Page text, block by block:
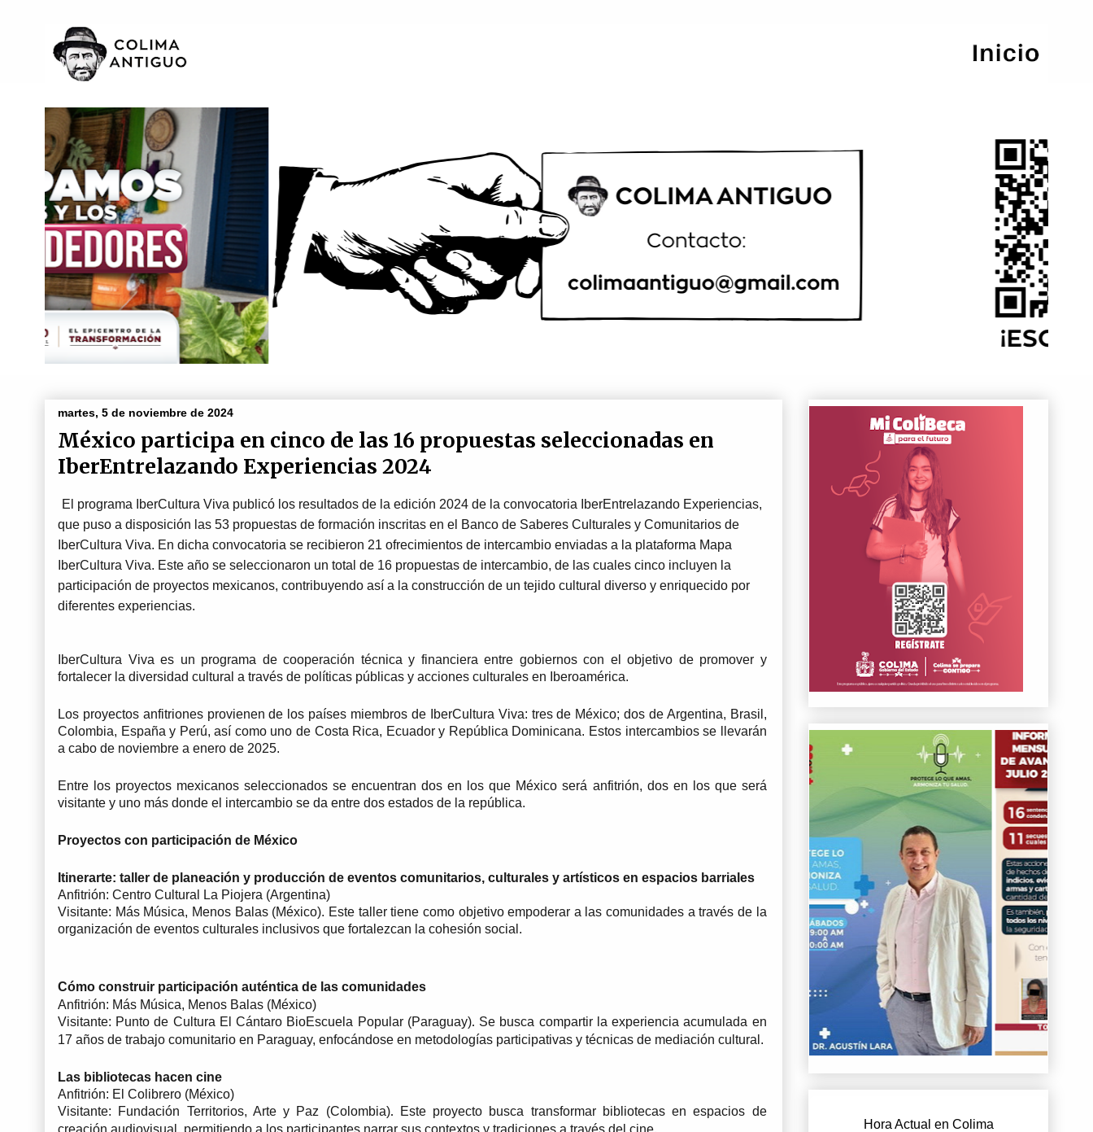
martes, 5 de noviembre de 2024
México participa en cinco de las 16 propuestas seleccionadas en
IberEntrelazando Experiencias 2024
El programa IberCultura Viva publicó los resultados de la edición 2024 de la convocatoria IberEntrelazando Experiencias,
que puso a disposición las 53 propuestas de formación inscritas en el Banco de Saberes Culturales y Comunitarios de
IberCultura Viva. En dicha convocatoria se recibieron 21 ofrecimientos de intercambio enviadas a la plataforma Mapa
IberCultura Viva. Este año se seleccionaron un total de 16 propuestas de intercambio, de las cuales cinco incluyen la
participación de proyectos mexicanos, contribuyendo así a la construcción de un tejido cultural diverso y enriquecido por
diferentes experiencias.
IberCultura Viva es un programa de cooperación técnica y financiera entre gobiernos con el objetivo de promover y
fortalecer la diversidad cultural a través de políticas públicas y acciones culturales en Iberoamérica.
Los proyectos anfitriones provienen de los países miembros de IberCultura Viva: tres de México; dos de Argentina, Brasil,
Colombia, España y Perú, así como uno de Costa Rica, Ecuador y República Dominicana. Estos intercambios se llevarán
a cabo de noviembre a enero de 2025.
Entre los proyectos mexicanos seleccionados se encuentran dos en los que México será anfitrión, dos en los que será
visitante y uno más donde el intercambio se da entre dos estados de la república.
Proyectos con participación de México
Itinerarte: taller de planeación y producción de eventos comunitarios, culturales y artísticos en espacios barriales
Anfitrión: Centro Cultural La Piojera (Argentina)
Visitante: Más Música, Menos Balas (México). Este taller tiene como objetivo empoderar a las comunidades a través de la
organización de eventos culturales inclusivos que fortalezcan la cohesión social.
Cómo construir participación auténtica de las comunidades
Anfitrión: Más Música, Menos Balas (México)
Visitante: Punto de Cultura El Cántaro BioEscuela Popular (Paraguay). Se busca compartir la experiencia acumulada en
17 años de trabajo comunitario en Paraguay, enfocándose en metodologías participativas y técnicas de mediación cultural.
Las bibliotecas hacen cine
Anfitrión: El Colibrero (México)
Visitante: Fundación Territorios, Arte y Paz (Colombia).
Este proyecto busca transformar bibliotecas en espacios de
creación audiovisual, permitiendo a los participantes narrar sus contextos y tradiciones a través del cine.
Hora Actual en Colima